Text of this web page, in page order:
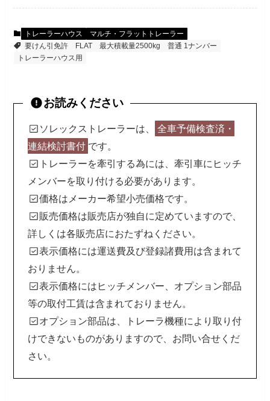
トレーラーハウス
マルチ・フラットトレーラー
要けん引免許
FLAT 最大積載量2500kg
普通 1ナンバー
トレーラーハウス用
お読みください
ソレックストレーラーは、
全車予備検査済・
連結検討書付 です。
トレーラーを牽引する為には、牽引車にヒッチ
メンバーを取り付ける必要があります。
価格はメーカー希望小売価格です。
販売価格は販売店が独自に定めていますので、
詳しくは各販売店におたずねください。
表示価格には運送費及び登録諸費用は含まれて
おりません。
表示価格にはヒッチメンバー、オプション部品
等の取付工賃は含まれておりません。
オプション部品は、トレーラ機種により取り付
けできないものがありますので、お問い合せくだ
さい。